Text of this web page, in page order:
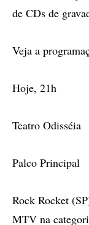
de CDs de
Veja a
Hoje, 21h
Teatro Odisséia
Palco Principal
Rock Rocket
MTV na